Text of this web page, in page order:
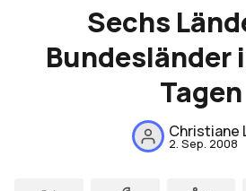
Home
Über mich
Meine Firma
Sechs
Bundesländer
Tagen
Christiane
2. Sep. 2008